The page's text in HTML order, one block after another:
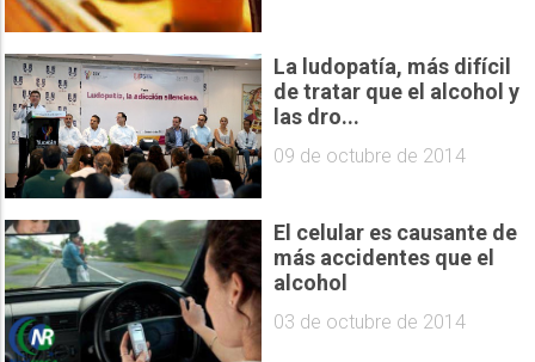
La ludopatía, más difícil
de tratar que el alcohol y
las dro...
09 de octubre de 2014
El celular es causante de
más accidentes que el
alcohol
03 de octubre de 2014